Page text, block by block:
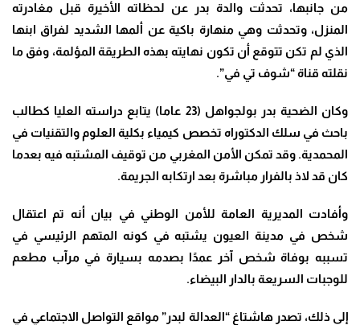
من جانبها، تحدثت والدة بدر عن لحظاته الأخيرة قبل مغادرته
المنزل، وتحدثت وهي منهارة باكية عن ألمها الشديد لفراق ابنها
الذي لم تكن تتوقع أن تكون نهايته بهذه الطريقة المؤلمة، وفق ما
نقلته قناة “شوف تي في”.
وكان الضحية بدر بولجواهل (23 عاما) يتابع دراسته العليا كطالب
باحث في سلك الدكتوراه تخصص كيمياء بكلية العلوم والتقنيات في
المحمدية. وقد تمكن الأمن المغربي من توقيف المشتبه فيه بعدما
كان قد لاذ بالفرار مباشرة بعد ارتكابه الجريمة.
وأفادت المديرية العامة للأمن الوطني في بيان أنه تم اعتقال
شخص في مدينة العيون يشتبه في كونه المتهم الرئيسي في
تسببه بوفاة شخص آخر عمدًا بصدمه بسيارة في مرآب مطعم
للوجبات السريعة بالدار البيضاء.
إلى ذلك، تصدر هاشتاغ “العدالة لبدر” مواقع التواصل الاجتماعي في